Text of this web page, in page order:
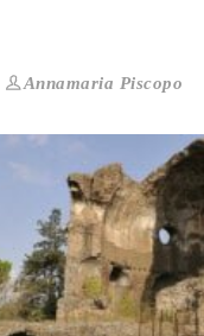
Annamaria Piscopo